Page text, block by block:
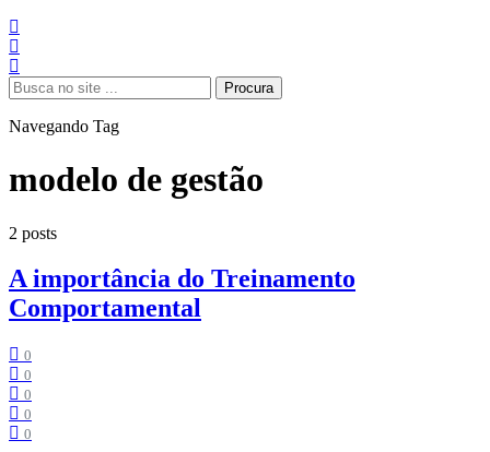
Procura
Navegando Tag
modelo de gestão
2 posts
A importância do Treinamento
Comportamental
0
0
0
0
0